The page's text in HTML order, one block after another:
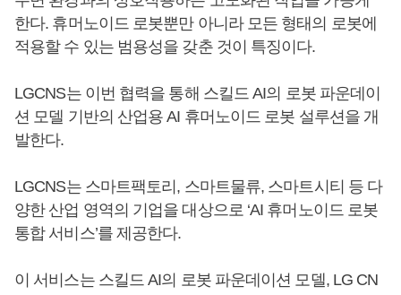
한다. 휴머노이드 로봇뿐만 아니라 모든 형태의 로봇에
적용할 수 있는 범용성을 갖춘 것이 특징이다.
LGCNS는 이번 협력을 통해 스킬드 AI의 로봇 파운데이
션 모델 기반의 산업용 AI 휴머노이드 로봇 설루션을 개
발한다.
LGCNS는 스마트팩토리, 스마트물류, 스마트시티 등 다
양한 산업 영역의 기업을 대상으로 ‘AI 휴머노이드 로봇
통합 서비스’를 제공한다.
이 서비스는 스킬드 AI의 로봇 파운데이션 모델, LG CN